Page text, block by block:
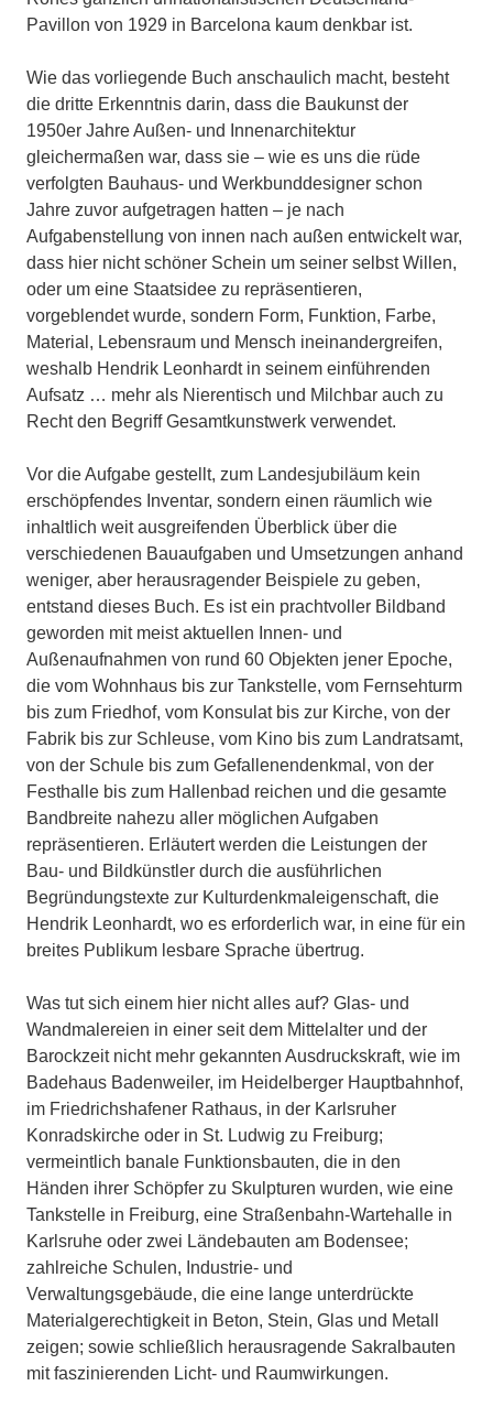
Pavillon von 1929 in Barcelona kaum denkbar ist.
Wie das vorliegende Buch anschaulich macht, besteht
die dritte Erkenntnis darin, dass die Baukunst der
1950er Jahre Außen- und Innenarchitektur
gleichermaßen war, dass sie – wie es uns die rüde
verfolgten Bauhaus- und Werkbunddesigner schon
Jahre zuvor aufgetragen hatten – je nach
Aufgabenstellung von innen nach außen entwickelt war,
dass hier nicht schöner Schein um seiner selbst Willen,
oder um eine Staatsidee zu repräsentieren,
vorgeblendet wurde, sondern Form, Funktion, Farbe,
Material, Lebensraum und Mensch ineinandergreifen,
weshalb Hendrik Leonhardt in seinem einführenden
Aufsatz … mehr als Nierentisch und Milchbar auch zu
Recht den Begriff Gesamtkunstwerk verwendet.
Vor die Aufgabe gestellt, zum Landesjubiläum kein
erschöpfendes Inventar, sondern einen räumlich wie
inhaltlich weit ausgreifenden Überblick über die
verschiedenen Bauaufgaben und Umsetzungen anhand
weniger, aber herausragender Beispiele zu geben,
entstand dieses Buch. Es ist ein prachtvoller Bildband
geworden mit meist aktuellen Innen- und
Außenaufnahmen von rund 60 Objekten jener Epoche,
die vom Wohnhaus bis zur Tankstelle, vom Fernsehturm
bis zum Friedhof, vom Konsulat bis zur Kirche, von der
Fabrik bis zur Schleuse, vom Kino bis zum Landratsamt,
von der Schule bis zum Gefallenendenkmal, von der
Festhalle bis zum Hallenbad reichen und die gesamte
Bandbreite nahezu aller möglichen Aufgaben
repräsentieren. Erläutert werden die Leistungen der
Bau- und Bildkünstler durch die ausführlichen
Begründungstexte zur Kulturdenkmaleigenschaft, die
Hendrik Leonhardt, wo es erforderlich war, in eine für ein
breites Publikum lesbare Sprache übertrug.
Was tut sich einem hier nicht alles auf? Glas- und
Wandmalereien in einer seit dem Mittelalter und der
Barockzeit nicht mehr gekannten Ausdruckskraft, wie im
Badehaus Badenweiler, im Heidelberger Hauptbahnhof,
im Friedrichshafener Rathaus, in der Karlsruher
Konradskirche oder in St. Ludwig zu Freiburg;
vermeintlich banale Funktionsbauten, die in den
Händen ihrer Schöpfer zu Skulpturen wurden, wie eine
Tankstelle in Freiburg, eine Straßenbahn-Wartehalle in
Karlsruhe oder zwei Ländebauten am Bodensee;
zahlreiche Schulen, Industrie- und
Verwaltungsgebäude, die eine lange unterdrückte
Materialgerechtigkeit in Beton, Stein, Glas und Metall
zeigen; sowie schließlich herausragende Sakralbauten
mit faszinierenden Licht- und Raumwirkungen.